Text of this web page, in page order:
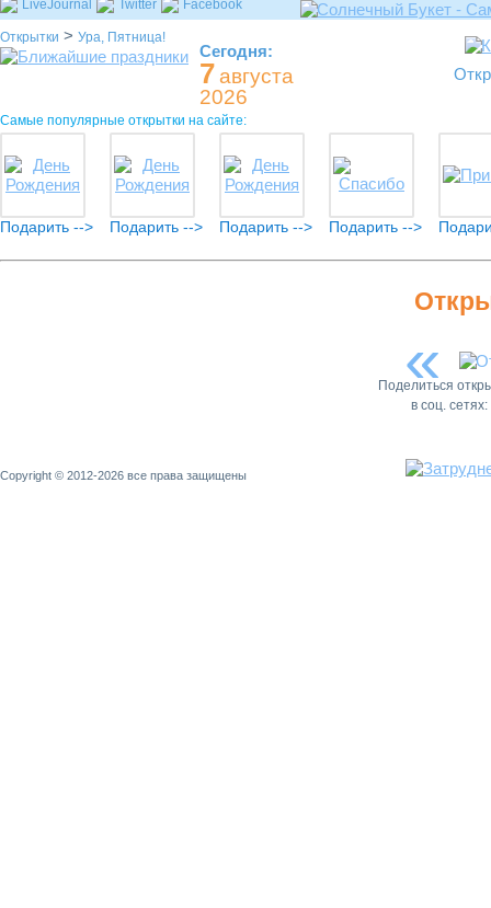
LiveJournal Twitter Facebook
Открытки > Ура, Пятница!
Сегодня:
7августа
2026
Самые популярные открытки на сайте:
Подарить --> Подарить --> Подарить --> Подарить -->
«
Поделиться
в соц. сетях:
Copyright © 2012-2026 все права защищены